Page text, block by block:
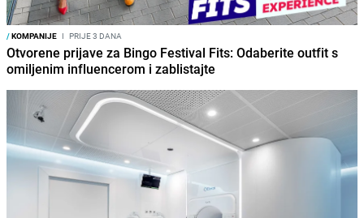
/KOMPANIJE I PRIJE 3 DANA
Otvorene prijave za Bingo Festival Fits: Odaberite outfit s
omiljenim influencerom i zablistajte